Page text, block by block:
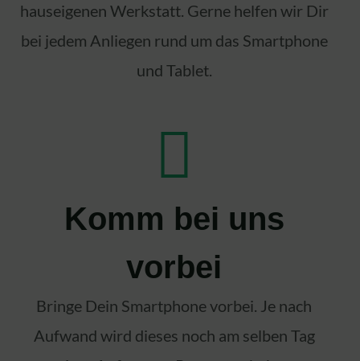
hauseigenen Werkstatt. Gerne helfen wir Dir
bei jedem Anliegen rund um das Smartphone
und Tablet.
Komm bei uns
vorbei
Bringe Dein Smartphone vorbei. Je nach
Aufwand wird dieses noch am selben Tag